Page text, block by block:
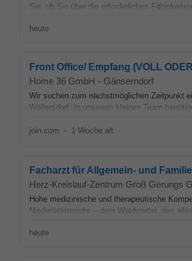
Sie, ob Sie über die erforderlichen
heute
Front Office/ Empfang (VOLL
Home 36 GmbH - Gänserndorf
Wir suchen zum nächstmöglichen Zeitpunkt
Wöllersdorf. In unserem kleinen Team
join.com - 1 Woche alt
Facharzt für Allgemein- und
Herz-Kreislauf-Zentrum Groß Gerungs
Hohe medizinische und therapeutische
Niederösterreichs – dem Waldviertel, das
heute